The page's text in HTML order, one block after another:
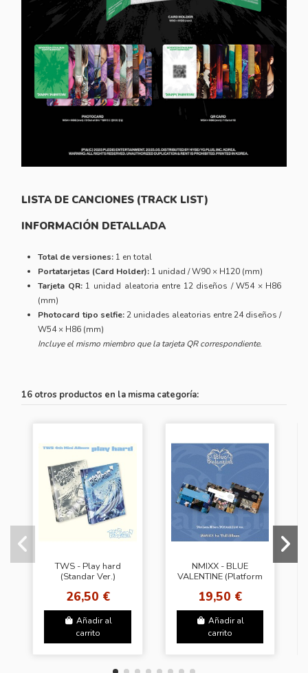
LISTA DE CANCIONES (TRACK LIST)
INFORMACIÓN DETALLADA
Total de versiones: 1 en total
Portatarjetas (Card Holder): 1 unidad / W90 × H120 (mm)
Tarjeta QR:1 unidad aleatoria entre 12 diseños / W54 × H86
(mm)
Photocard tipo selfie:2 unidades aleatorias entre 24 diseños /
W54 × H86 (mm)
Incluye el mismo miembro que la tarjeta QR correspondiente.
16 otros productos en la misma categoría:
TWS - Play hard
(Standar Ver.)
26,50 €
Añadir al
carrito
NMIXX - BLUE
VALENTINE (Platform
Random)
19,50 €
Añadir al
carrito